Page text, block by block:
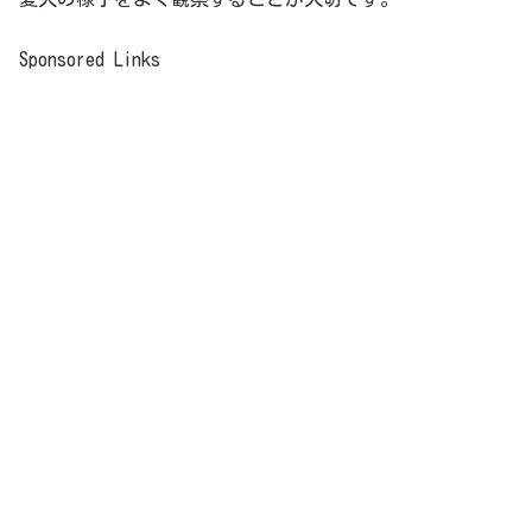
Sponsored Links